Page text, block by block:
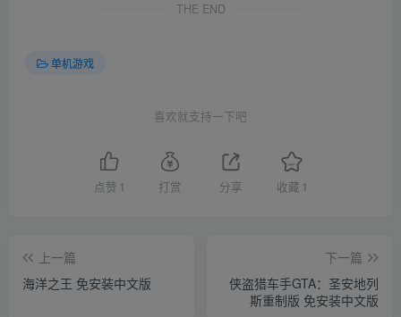
THE END
单机游戏
喜欢就支持一下吧
点赞 1 打赏 分享 收藏 1
上一篇
海洋之王 免安装中文版
下一篇
侠盗猎车手GTA：圣安地列
斯重制版 免安装中文版